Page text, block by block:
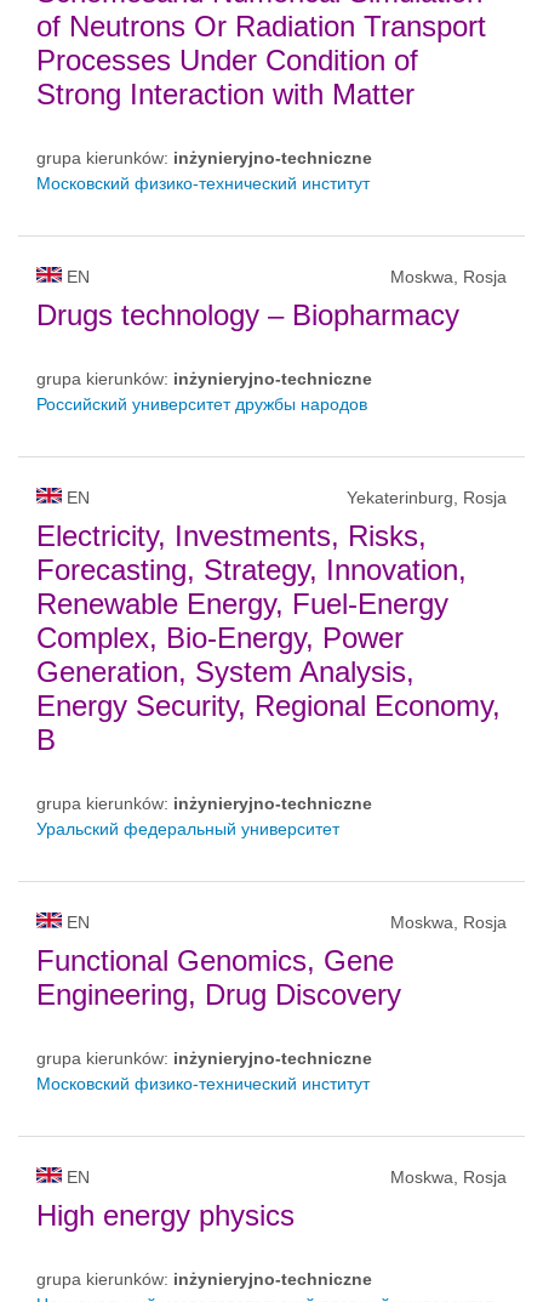
of Neutrons Or Radiation Transport
Processes Under Condition of
Strong Interaction with Matter
grupa kierunków: inżynieryjno-techniczne
Московский физико-технический институт
EN Moskwa, Rosja
Drugs technology – Biopharmacy
grupa kierunków: inżynieryjno-techniczne
Российский университет дружбы народов
EN Yekaterinburg, Rosja
Electricity, Investments, Risks,
Forecasting, Strategy, Innovation,
Renewable Energy, Fuel-Energy
Complex, Bio-Energy, Power
Generation, System Analysis,
Energy Security, Regional Economy,
B
grupa kierunków: inżynieryjno-techniczne
Уральский федеральный университет
EN Moskwa, Rosja
Functional Genomics, Gene
Engineering, Drug Discovery
grupa kierunków: inżynieryjno-techniczne
Московский физико-технический институт
EN Moskwa, Rosja
High energy physics
grupa kierunków: inżynieryjno-techniczne